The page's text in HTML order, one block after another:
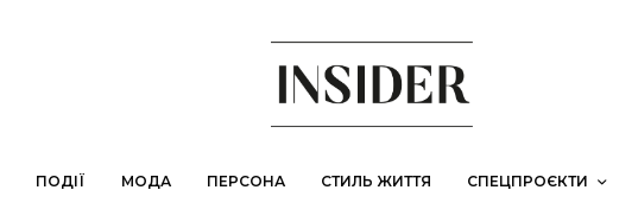
ПОДІЇ МОДА ПЕРСОНА СТИЛЬ ЖИТТЯ СПЕЦПРОЄКТИ